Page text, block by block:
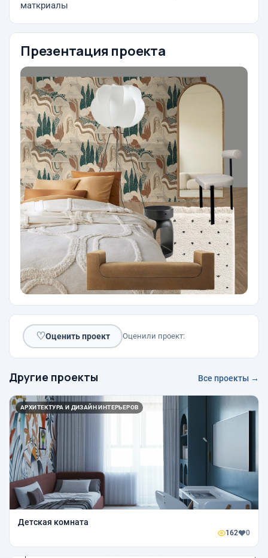
маткриалы
Презентация проекта
♡Оценить проект Оценили проект:
Другие проекты Все проекты →
АРХИТЕКТУРА И ДИЗАЙН ИНТЕРЬЕРОВ
Детская комната
162 0